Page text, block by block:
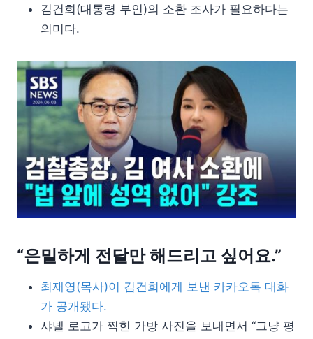
김건희(대통령 부인)의 소환 조사가 필요하다는
의미다.
“은밀하게 전달만 해드리고 싶어요.”
최재영(목사)이 김건희에게 보낸 카카오톡 대화
가 공개됐다.
샤넬 로고가 찍힌 가방 사진을 보내면서 “그냥 평